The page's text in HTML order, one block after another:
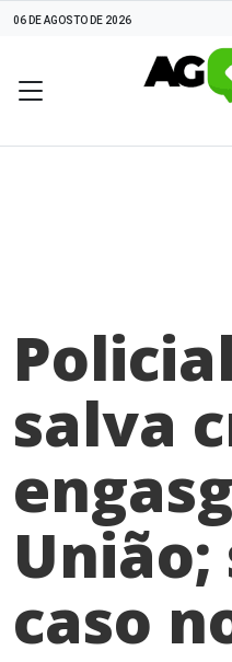
06 DE AGOSTO DE 2026
salva
caso